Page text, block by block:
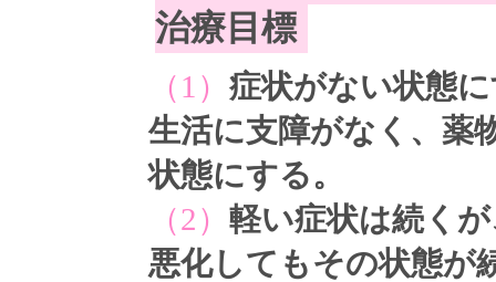
治療目標
（1） 症状がない状態
生活に支障がなく、薬
状態にする。
（2） 軽い症状は続く
悪化してもその状態が